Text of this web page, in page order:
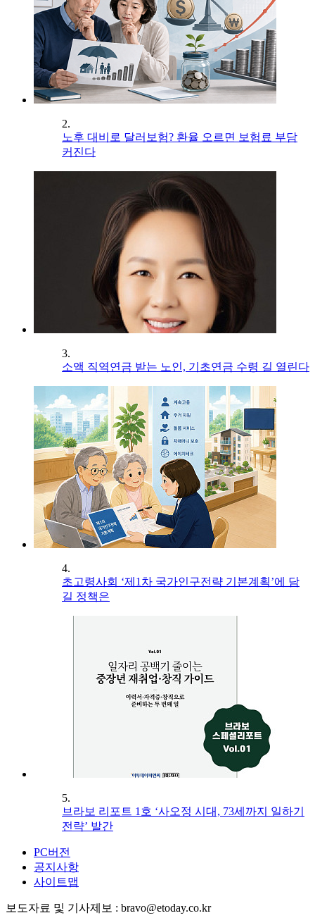
2.
노후 대비로 달러보험? 환율 오르면 보험료 부담
커진다
3.
소액 직역연금 받는 노인, 기초연금 수령 길 열린다
4.
초고령사회 ‘제1차 국가인구전략 기본계획’에 담
길 정책은
5.
브라보 리포트 1호 ‘사오정 시대, 73세까지 일하기
전략’ 발간
PC버전
공지사항
사이트맵
보도자료 및 기사제보 : bravo@etoday.co.kr